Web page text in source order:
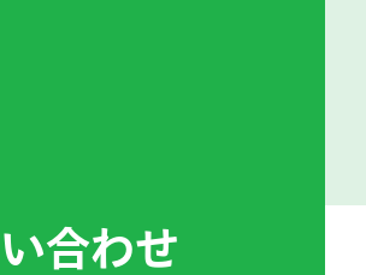
合わせ